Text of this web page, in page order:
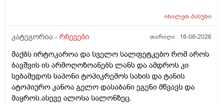
იხილეთპასუხი
კატეგორია - რჩევები თარიღი : 16-06-2026
მაქბს ირტოკაროა და სველო სალფეტკებო რომ აროს
ბავშვის ის არმოღოზოანებს ლანს და ამდროს კი
სებამედოს საპონი ტოპიკრემოს სახის და ტანის
ატოპიურო კანოა გელო დასაბანი ეგენი მწვავს და
მაყროს.ასევე ალოსა სალონზეც.